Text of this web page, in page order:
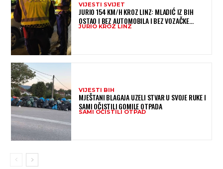
VIJESTI SVIJET
JURIO 154 KM/H KROZ LINZ: MLADIĆ IZ BIH
OSTAO I BEZ AUTOMOBILA I BEZ VOZAČKE
DOZVOLE
JURIO KROZ LINZ
VIJESTI BIH
MJEŠTANI BLAGAJA UZELI STVAR U SVOJE RUKE I
SAMI OČISTILI GOMILE OTPADA
SAMI OČISTILI OTPAD